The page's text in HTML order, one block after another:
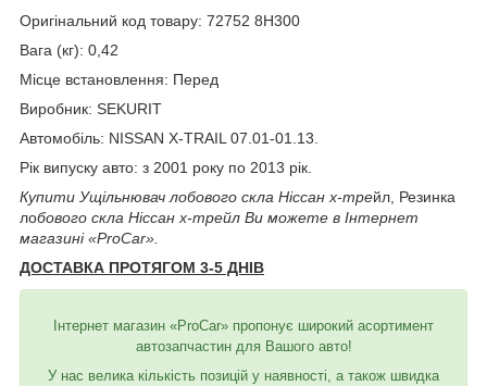
Оригінальний код товару: 72752 8H300
Вага (кг): 0,42
Місце встановлення: Перед
Виробник: SEKURIT
Автомобіль: NISSAN X-TRAIL 07.01-01.13.
Рік випуску авто: з 2001 року по 2013 рік.
Купити Ущільнювач лобового скла Ніссан х-трейл, Резинка
лобового скла Ніссан х-трейл Ви можете в Інтернет
магазині «ProCar».
ДОСТАВКА ПРОТЯГОМ 3-5 ДНІВ
Інтернет магазин «ProCar» пропонує широкий асортимент
автозапчастин для Вашого авто!
У нас велика кількість позицій у наявності, а також швидка